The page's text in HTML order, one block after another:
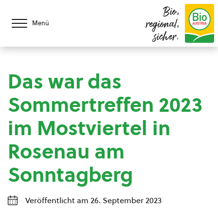
Menü
Bio,
regional,
sicher.
Das war das
Sommertreffen 2023
im Mostviertel in
Rosenau am
Sonntagberg
Veröffentlicht am 26. September 2023